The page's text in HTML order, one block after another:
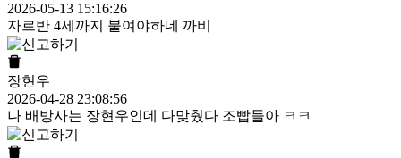
2026-05-13 15:16:26
자르반 4세까지 붙여야하네 까비
장현우
2026-04-28 23:08:56
나 배방사는 장현우인데 다맞췄다 조빱들아 ㅋㅋ